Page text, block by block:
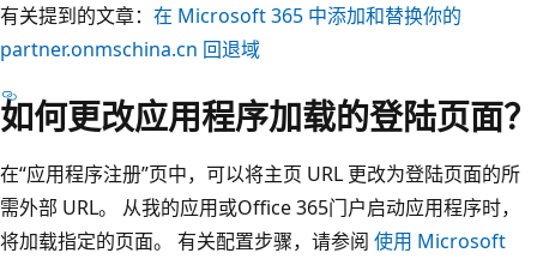
有关提到的文章： 在 Microsoft 365 中添加和替换你的
partner.onmschina.cn 回退域
如何更改应用程序加载的登陆页面？
在“应用程序注册”页中，可以将主页 URL 更改为登陆页面的所
需外部 URL。 从我的应用或Office 365门户启动应用程序时，
将加载指定的页面。 有关配置步骤，请参阅 使用 Microsoft